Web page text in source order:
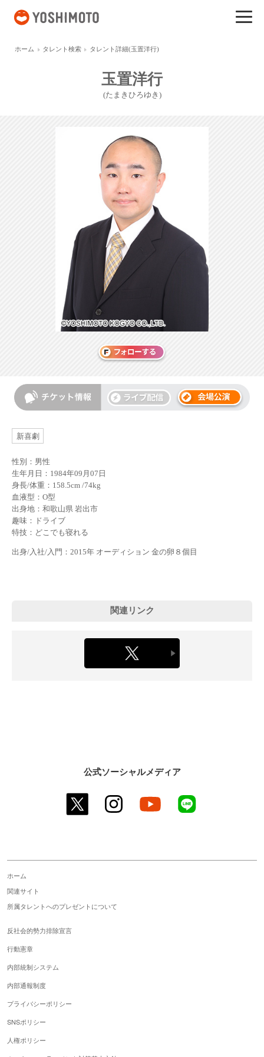
ホーム タレント検索 タレント詳細(玉置洋行)
玉置洋行
(たまきひろゆき)
新喜劇
性別：男性
生年月日：1984年09月07日
身長/体重：158.5cm /74kg
血液型：O型
出身地：和歌山県 岩出市
趣味：ドライブ
特技：どこでも寝れる
出身/入社/入門：2015年 オーディション 金の卵８個目
関連リンク
公式ソーシャルメディア
twitter instagram youtube
ホーム
関連サイト
所属タレントへのプレゼントについて
反社会的勢力排除宣言
行動憲章
内部統制システム
内部通報制度
プライバシーポリシー
SNSポリシー
人権ポリシー